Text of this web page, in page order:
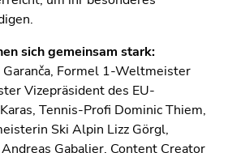
sich gemeinsam stark:
Garanča, Formel 1-Weltmeister
Vizepräsident des EU-
Tennis-Profi Dominic Thiem,
Ski Alpin Lizz Görgl,
Gabalier, Content Creator